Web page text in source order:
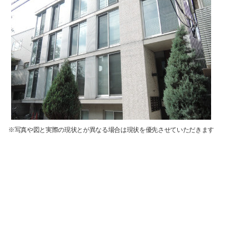
※写真や図と実際の現状とが異なる場合は現状を優先させていただきます